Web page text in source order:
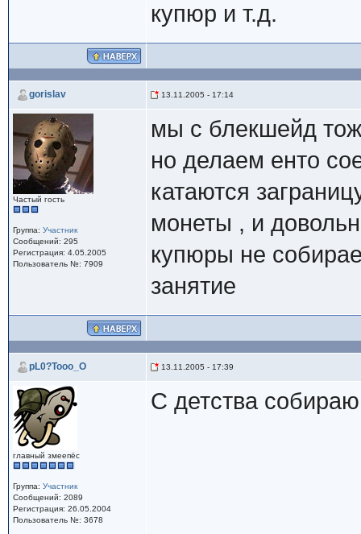
купюр и т.д.
gorislav 13.11.2005 - 17:14
Частый гость
Группа: Участник
Сообщений: 295
Регистрация: 4.05.2005
Пользователь №: 7909
мы с блекшейд
но делаем енто
катаются
монеты , и
купюры не
занятие
pL0?Tooo_O 13.11.2005 - 17:39
главный змеепёс
Группа: Участник
Сообщений: 2089
Регистрация: 26.05.2004
Пользователь №: 3678
С детства